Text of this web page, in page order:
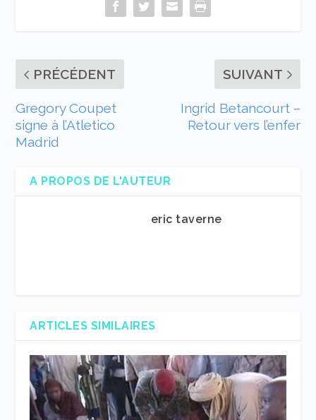
PRÉCÉDENT
Gregory Coupet
signe à l’Atletico
Madrid
SUIVANT
Ingrid Betancourt –
Retour vers l’enfer
A PROPOS DE L'AUTEUR
eric taverne
ARTICLES SIMILAIRES